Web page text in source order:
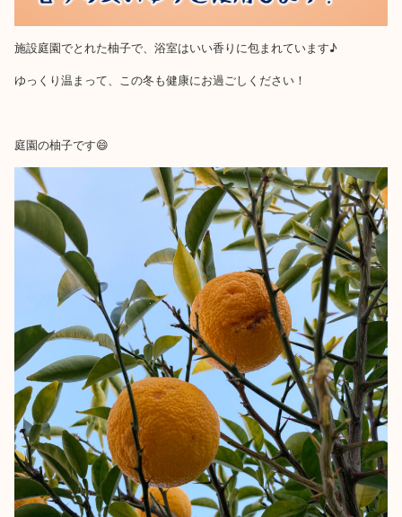
施設庭園でとれた柚子で、浴室はいい香りに包まれています♪
ゆっくり温まって、この冬も健康にお過ごしください！
庭園の柚子です😄